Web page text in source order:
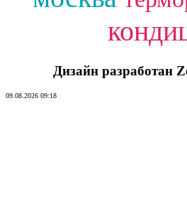
Дизайн разработан
09.08.2026 09:18